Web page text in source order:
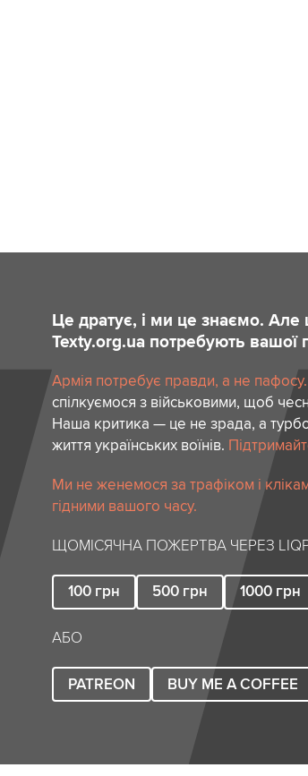
Це дратує, і ми це знаємо.
Texty.org.ua потребують вашої
Армія потребує правди, а не пафосу.
спілкуємося з військовими, щоб
Наша критика — це не зрада, а
життя українських воїнів.
Ми не женемося за трафіком і
гідними вашого часу.
ЩОМІСЯЧНА ПОЖЕРТВА ЧЕРЕЗ
100 грн 500 грн 1000 грн
АБО
PATREON BUY ME A COFFEE